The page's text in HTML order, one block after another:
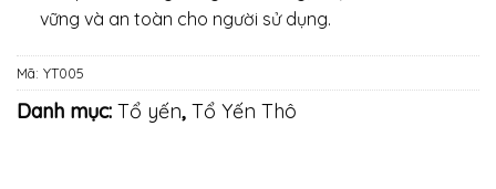
vững và an toàn cho người sử dụng.
Mã: YT005
Danh mục: Tổ yến, Tổ Yến Thô